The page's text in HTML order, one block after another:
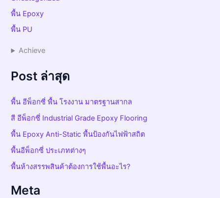
พื้น Epoxy
พื้น PU
Achieve
Post ล่าสุด
พื้น อีพ็อกซี่ พื้น โรงงาน มาตรฐานสากล
สี อีพ็อกซี่ Industrial Grade Epoxy Flooring
พื้น Epoxy Anti-Static พื้นป้องกันไฟฟ้าสถิต
พื้นอีพ็อกซี่ ประเภทต่างๆ
พื้นห้างสรรพสินค้าต้องการใช้พื้นอะไร?
Meta